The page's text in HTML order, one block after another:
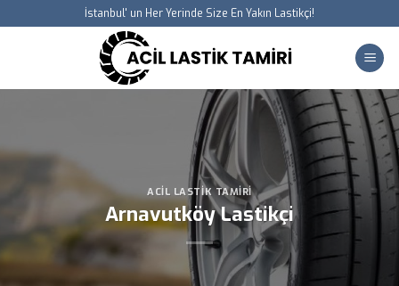
to
İstanbul' un Her Yerinde Size En Yakın Lastikçi!
ACIL LASTIK TAMIRI
Arnavutköy Lastikçi